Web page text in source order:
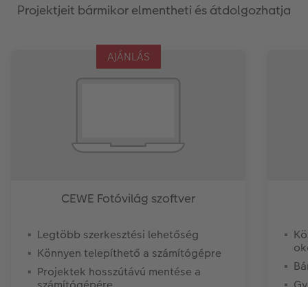
Projektjeit bármikor elmentheti és átdolgozhatja
AJÁNLÁS
CEWE Fotóvilág szoftver
Legtöbb szerkesztési lehetőség
Könnyen telepíthető a számítógépre
Projektek hosszútávú mentése a